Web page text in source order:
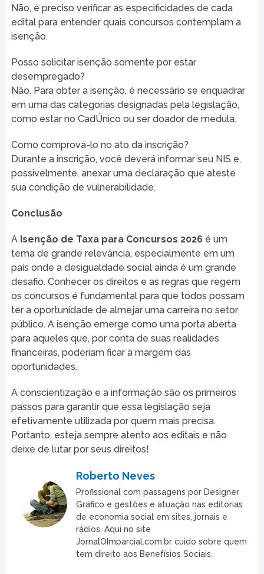
Não, é preciso verificar as especificidades de cada
edital para entender quais concursos contemplam a
isenção.
Posso solicitar isenção somente por estar
desempregado?
Não. Para obter a isenção, é necessário se enquadrar
em uma das categorias designadas pela legislação,
como estar no CadÚnico ou ser doador de medula.
Como comprová-lo no ato da inscrição?
Durante a inscrição, você deverá informar seu NIS e,
possivelmente, anexar uma declaração que ateste
sua condição de vulnerabilidade.
Conclusão
A Isenção de Taxa para Concursos 2026é um
tema de grande relevância, especialmente em um
país onde a desigualdade social ainda é um grande
desafio. Conhecer os direitos e as regras que regem
os concursos é fundamental para que todos possam
ter a oportunidade de almejar uma carreira no setor
público. A isenção emerge como uma porta aberta
para aqueles que, por conta de suas realidades
financeiras, poderiam ficar à margem das
oportunidades.
A conscientização e a informação são os primeiros
passos para garantir que essa legislação seja
efetivamente utilizada por quem mais precisa.
Portanto, esteja sempre atento aos editais e não
deixe de lutar por seus direitos!
Roberto Neves
Profissional com passagens por Designer
Gráfico e gestões e atuação nas editorias
de economia social em sites, jornais e
rádios. Aqui no site
JornalOImparcial.com.br cuido sobre quem
tem direito aos Benefísios Sociais.